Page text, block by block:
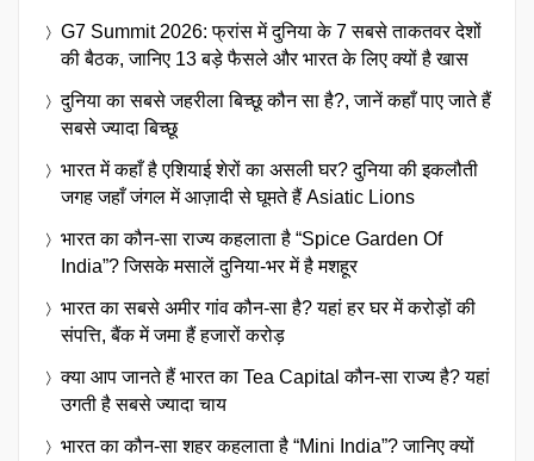
G7 Summit 2026: फ्रांस में दुनिया के 7 सबसे ताकतवर देशों
की बैठक, जानिए 13 बड़े फैसले और भारत के लिए क्यों है खास
दुनिया का सबसे जहरीला बिच्छू कौन सा है?, जानें कहाँ पाए जाते हैं
सबसे ज्यादा बिच्छू
भारत में कहाँ है एशियाई शेरों का असली घर? दुनिया की इकलौती
जगह जहाँ जंगल में आज़ादी से घूमते हैं Asiatic Lions
भारत का कौन-सा राज्य कहलाता है “Spice Garden Of
India”? जिसके मसालें दुनिया-भर में है मशहूर
भारत का सबसे अमीर गांव कौन-सा है? यहां हर घर में करोड़ों की
संपत्ति, बैंक में जमा हैं हजारों करोड़
क्या आप जानते हैं भारत का Tea Capital कौन-सा राज्य है? यहां
उगती है सबसे ज्यादा चाय
भारत का कौन-सा शहर कहलाता है “Mini India”? जानिए क्यों